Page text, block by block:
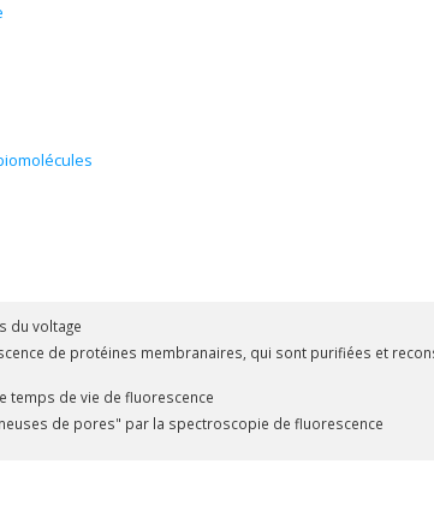
du voltage
de protéines membranaires, qui sont purifiées et
temps de vie de fluorescence
de pores" par la spectroscopie de fluorescence